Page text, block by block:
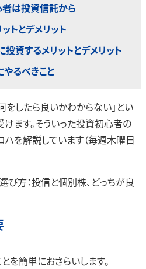
は投資信託から
トとデメリット
投資するメリットとデメリット
るべきこと
したら良いかわからない」とい
ます。そういった投資初心者の
を解説しています（毎週木曜日
び方：投信と個別株、どっちが良
を簡単におさらいします。